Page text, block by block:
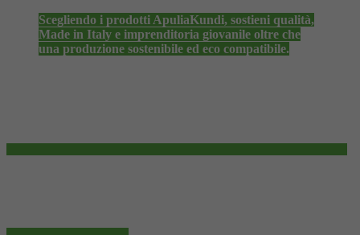
Scegliendo i prodotti ApuliaKundi, sostieni qualità,
Made in Italy e imprenditoria giovanile oltre che
una produzione sostenibile ed eco compatibile.